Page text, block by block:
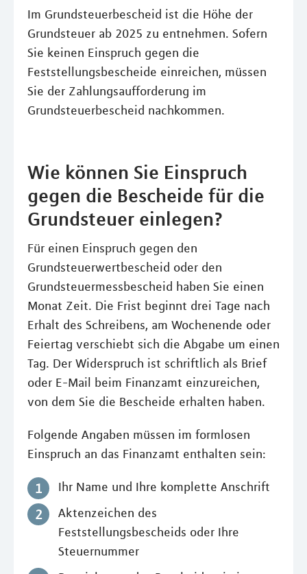
Im Grundsteuerbescheid ist die Höhe der
Grundsteuer ab 2025 zu entnehmen. Sofern
Sie keinen Einspruch gegen die
Feststellungsbescheide einreichen, müssen
Sie der Zahlungsaufforderung im
Grundsteuerbescheid nachkommen.
Wie können Sie Einspruch
gegen die Bescheide für die
Grundsteuer einlegen?
Für einen Einspruch gegen den
Grundsteuerwertbescheid oder den
Grundsteuermessbescheid haben Sie einen
Monat Zeit. Die Frist beginnt drei Tage nach
Erhalt des Schreibens, am Wochenende oder
Feiertag verschiebt sich die Abgabe um einen
Tag. Der Widerspruch ist schriftlich als Brief
oder E-Mail beim Finanzamt einzureichen,
von dem Sie die Bescheide erhalten haben.
Folgende Angaben müssen im formlosen
Einspruch an das Finanzamt enthalten sein:
Ihr Name und Ihre komplette Anschrift
Aktenzeichen des
Feststellungsbescheids oder Ihre
Steuernummer